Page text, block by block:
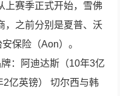
上赛季正式开始，雪佛
，之前分别是夏普、沃
保险（Aon）。
：阿迪达斯（10年3亿
2亿英镑） 切尔西与韩